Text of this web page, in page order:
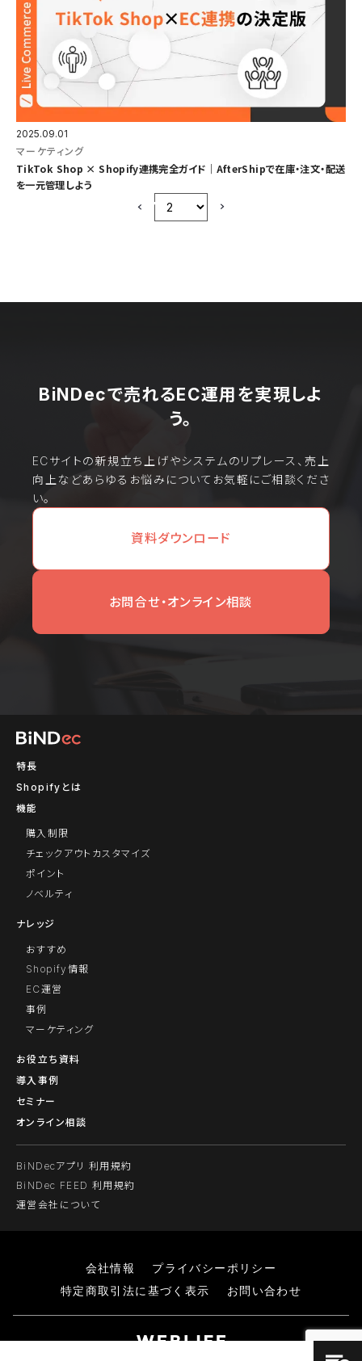
2025.09.01
マーケティング
TikTok Shop × Shopify連携完全ガイド｜AfterShipで在庫・注文・配送
を一元管理しよう
BiNDecで売れるEC運用を実現しよ
う。
ECサイトの新規立ち上げやシステムのリプレース、売上
向上などあらゆるお悩みについてお気軽にご相談くださ
い。
資料ダウンロード
お問合せ・オンライン相談
特長
Shopifyとは
機能
購入制限
チェックアウトカスタマイズ
ポイント
ノベルティ
ナレッジ
おすすめ
Shopify情報
EC運営
事例
マーケティング
お役立ち資料
導入事例
セミナー
オンライン相談
BiNDecアプリ 利用規約
BiNDec FEED 利用規約
運営会社について
会社情報
プライバシーポリシー
特定商取引法に基づく表示
お問い合わせ